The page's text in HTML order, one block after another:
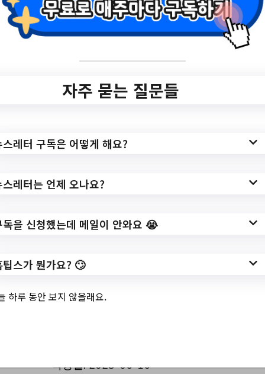
organ_gbn=KO30&glcIdx=10288
작성일: 2023-06-19 ~ 2023-07-02
2023년 김포시 맑은
간제근로자 채용공
고
https://www.gimpo.go.kr/portal/ntfcPblanc
key=1004&not_ancmt_mgt_no=59764&pa
작성일: 2023-06-16 ~
자주 묻는 질문들
스레터 구독은 어떻게 해요?
스레터는 언제 오나요?
독을 신청했는데 메일이 안와요 😭
팁스가 뭔가요? 🙄
하루 동안 보지 않을래요.